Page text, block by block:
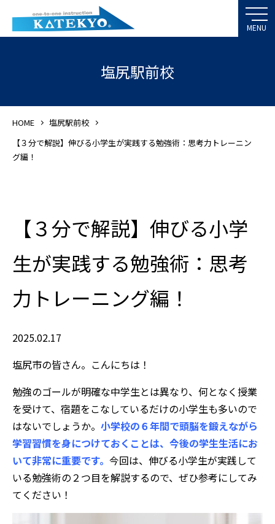
塩尻駅前校
HOME
塩尻駅前校
【３分で解説】伸びる小学生が実践する勉強術：思考力トレーニン
グ編！
【３分で解説】伸びる小学
生が実践する勉強術：思考
力トレーニング編！
2025.02.17
塩尻市の皆さん。こんにちは！
勉強のゴールが明確な中学生とは異なり、何となく授業
を受けて、宿題をこなしているだけの小学生も多いので
はないでしょうか。 小学校の６年間で頭脳を鍛えながら
学習習慣を身につけておくことは、今後の学生生活にお
いて非常に重要です。 今回は、伸びる小学生が実践して
いる勉強術の２つ目を解説するので、ぜひ参考にしてみ
てください！